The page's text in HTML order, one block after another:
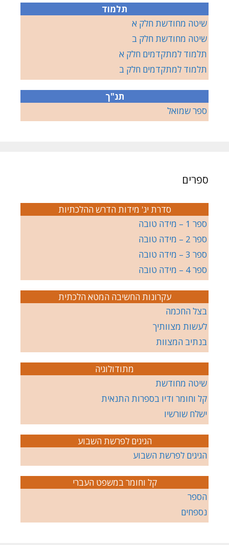
תלמוד
שיטה מחודשת חלק א
שיטה מחודשת חלק ב
תלמוד למתקדמים חלק א
תלמוד למתקדמים חלק ב
תנ"ך
ספר שמואל
ספרים
סדרת יג' מידות הדרש ההלכתיות
ספר 1 – מידה טובה
ספר 2 – מידה טובה
ספר 3 – מידה טובה
ספר 4 – מידה טובה
עקרונות החשיבה המטא הלכתית
בצל החכמה
לעשות מצוותיך
בנתיב המצוות
מתודולוגיה
שיטה מחודשת
קל וחומר ודיו בספרות התנאית
ישלח שורשיו
הגיגים לפרשת השבוע
הגיגים לפרשת השבוע
קל וחומר במשפט העברי
הספר
נספחים